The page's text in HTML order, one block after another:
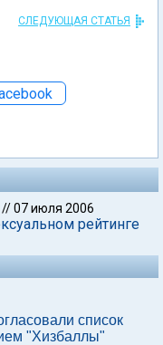
СЛЕДУЮЩАЯ СТАТЬЯ
//07 июля 2006
рейтинге
список
"Хизбаллы"